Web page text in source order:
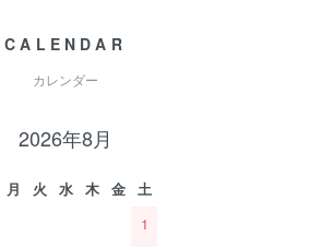
CALENDAR
カレンダー
2026年8月
月 火 水 木 金
土
1